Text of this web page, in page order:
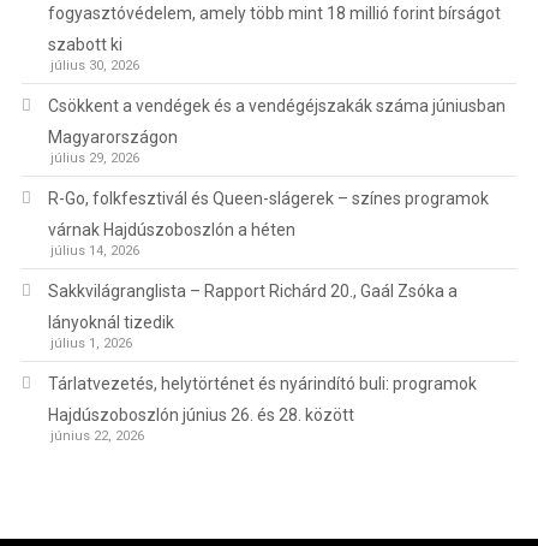
fogyasztóvédelem, amely több mint 18 millió forint bírságot
szabott ki
július 30, 2026
Csökkent a vendégek és a vendégéjszakák száma júniusban
Magyarországon
július 29, 2026
R-Go, folkfesztivál és Queen-slágerek – színes programok
várnak Hajdúszoboszlón a héten
július 14, 2026
Sakkvilágranglista – Rapport Richárd 20., Gaál Zsóka a
lányoknál tizedik
július 1, 2026
Tárlatvezetés, helytörténet és nyárindító buli: programok
Hajdúszoboszlón június 26. és 28. között
június 22, 2026